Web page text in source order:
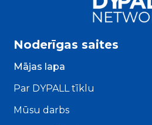
Noderīgas saites
Mājas lapa
Par DYPALL tīklu
Mūsu darbs